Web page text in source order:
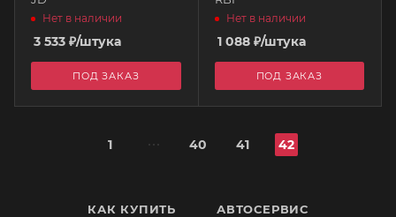
Нет в наличии
3 533 ₽/штука
ПОД ЗАКАЗ
Нет в наличии
1 088₽/штука
ПОД ЗАКАЗ
1 40 41 42
КАК КУПИТЬ АВТОСЕРВИС